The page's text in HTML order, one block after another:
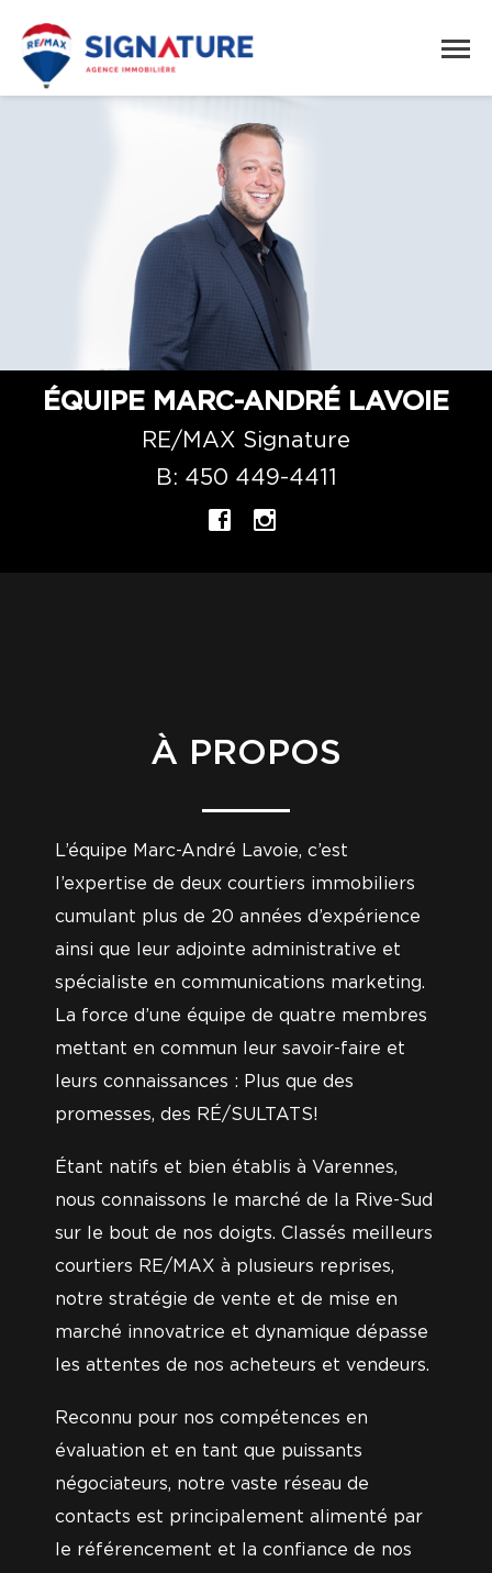
ÉQUIPE MARC-ANDRÉ LAVOIE
RE/MAX Signature
B: 450 449-4411
À PROPOS
L’équipe Marc-André Lavoie, c’est
l’expertise de deux courtiers immobiliers
cumulant plus de 20 années d’expérience
ainsi que leur adjointe administrative et
spécialiste en communications marketing.
La force d’une équipe de quatre membres
mettant en commun leur savoir-faire et
leurs connaissances : Plus que des
promesses, des RÉ/SULTATS!
Étant natifs et bien établis à Varennes,
nous connaissons le marché de la Rive-Sud
sur le bout de nos doigts. Classés meilleurs
courtiers RE/MAX à plusieurs reprises,
notre stratégie de vente et de mise en
marché innovatrice et dynamique dépasse
les attentes de nos acheteurs et vendeurs.
Reconnu pour nos compétences en
évaluation et en tant que puissants
négociateurs, notre vaste réseau de
contacts est principalement alimenté par
le référencement et la confiance de nos